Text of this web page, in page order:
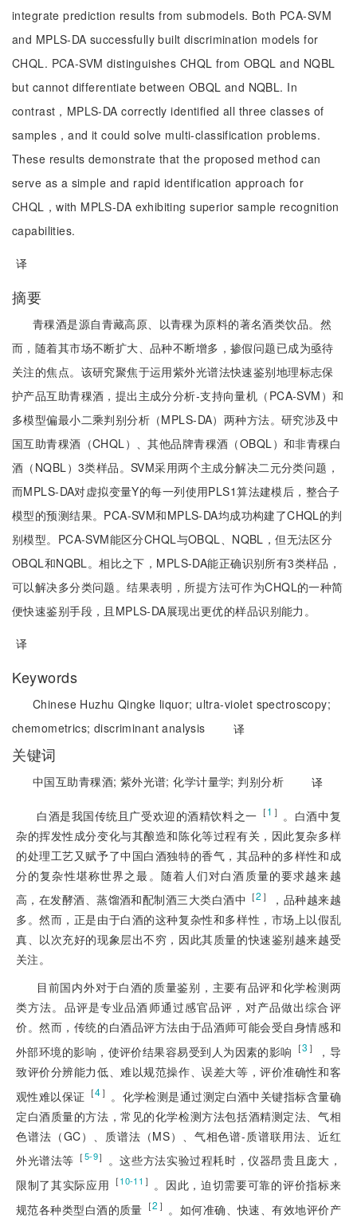
integrate prediction results from submodels. Both PCA-SVM
and MPLS-DA successfully built discrimination models for
CHQL. PCA-SVM distinguishes CHQL from OBQL and NQBL
but cannot differentiate between OBQL and NQBL. In
contrast，MPLS-DA correctly identified all three classes of
samples，and it could solve multi-classification problems.
These results demonstrate that the proposed method can
serve as a simple and rapid identification approach for
CHQL，with MPLS-DA exhibiting superior sample recognition
capabilities.
译
摘要
青稞酒是源自青藏高原、以青稞为原料的著名酒类饮品。然
而，随着其市场不断扩大、品种不断增多，掺假问题已成为亟待
关注的焦点。该研究聚焦于运用紫外光谱法快速鉴别地理标志保
护产品互助青稞酒，提出主成分分析-支持向量机（PCA-SVM）和
多模型偏最小二乘判别分析（MPLS-DA）两种方法。研究涉及中
国互助青稞酒（CHQL）、其他品牌青稞酒（OBQL）和非青稞白
酒（NQBL）3类样品。SVM采用两个主成分解决二元分类问题，
而MPLS-DA对虚拟变量Y的每一列使用PLS1算法建模后，整合子
模型的预测结果。PCA-SVM和MPLS-DA均成功构建了CHQL的判
别模型。PCA-SVM能区分CHQL与OBQL、NQBL，但无法区分
OBQL和NQBL。相比之下，MPLS-DA能正确识别所有3类样品，
可以解决多分类问题。结果表明，所提方法可作为CHQL的一种简
便快速鉴别手段，且MPLS-DA展现出更优的样品识别能力。
译
Keywords
Chinese Huzhu Qingke liquor; ultra-violet spectroscopy;
chemometrics; discriminant analysis 译
关键词
中国互助青稞酒; 紫外光谱;化学计量学; 判别分析 译
白酒是我国传统且广受欢迎的酒精饮料之一 ［1 ］ 。白酒中复
杂的挥发性成分变化与其酿造和陈化等过程有关，因此复杂多样
的处理工艺又赋予了中国白酒独特的香气，其品种的多样性和成
分的复杂性堪称世界之最。随着人们对白酒质量的要求越来越
高，在发酵酒、蒸馏酒和配制酒三大类白酒中 ［2 ］
，品种越来越
多。然而，正是由于白酒的这种复杂性和多样性，市场上以假乱
真、以次充好的现象层出不穷，因此其质量的快速鉴别越来越受
关注。
目前国内外对于白酒的质量鉴别，主要有品评和化学检测两
类方法。品评是专业品酒师通过感官品评，对产品做出综合评
价。然而，传统的白酒品评方法由于品酒师可能会受自身情感和
外部环境的影响，使评价结果容易受到人为因素的影响 ［3 ］
，导
致评价分辨能力低、难以规范操作、误差大等，评价准确性和客
观性难以保证 ［4］ 。化学检测是通过测定白酒中关键指标含量确
定白酒质量的方法，常见的化学检测方法包括酒精测定法、气相
色谱法（GC）、质谱法（MS）、气相色谱-质谱联用法、近红
外光谱法等 ［5-9］ 。这些方法实验过程耗时，仪器昂贵且庞大，
限制了其实际应用 ［10-11 ］ 。因此，迫切需要可靠的评价指标来
规范各种类型白酒的质量 ［2 ］ 。如何准确、快速、有效地评价产